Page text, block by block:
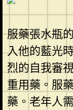
服藥張水瓶
入他的藍光
烈的自我審
重用藥。服
藥。老年人